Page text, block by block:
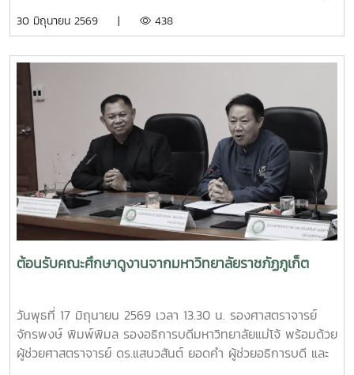
ถ่ายทอดแนวทางการเปลี่ยนเศษอาหารและขยะอินทรีย์ให้เป็นปุ๋ย
โอกาสนี้ ทีมงานจากงานสิ่งแวดล้อมและภัยพิบัติ กองกายภาพ
และสิ่งแวดล้อม ได้ร่วมสาธิตการทำปุ๋ยหมักใบไม้ในวงตาข่าย เพื่อ
เป็นแนวทางในการจัดการเศษวัสดุอินทรีย์ภายในครัวเรือนและ
ชุมชน โดยมีประชาชนชุมชนบ้านโปง และโรงเรียนในพื้นที่เข้าร่วม
เรียนรู้และฝึกปฏิบัติ ทั้งนี้ กิจกรรมดังกล่าวจัดขึ้นภายใต้
โครงการส่งเสริมการจัดการขยะอย่างถูกวิธีและถูกสุขลักษณะ
ของชุมชนบ้านโปง ประจำปี 2569 โดยบูรณาการให้ความรู้ร่วม
กับเทศบาลตำบลป่าไผ่ และนางนิตยา วิริยา แม่หลวงบ้านหม้อ หมู๋
12 ตำบลป่าไผ่ ร่วมถ่ายทอดองค์ความรู้ด้านการคัดแยกขยะ การ
จัดการขยะอินทรีย์ กองทุนออมบุญขยะบ้านหม้อ และการใช้
ประโยชน์จากวัสดุเหลือใช้ เพื่อส่งเสริมให้ประชาชนสามารถนำ
ความรู้ไปประยุกต์ใช้ในครัวเรือน ลดปริมาณขยะที่ต้องนำไปกำจัด
อย่างยั่งยืน กิจกรรมครั้งนี้จัดขึ้น ณ ศาลาอเนกประสงค์ หมู่ที่ 6
ตำบลป่าไผ่ อำเภอสันทราย จังหวัดเชียงใหม่ ได้รับความสนใจ
จากประชาชน ผู้นำชุมชน และสถานศึกษาในพื้นที่เข้าร่วมกิจกรรม
30 มิถุนายน 2569 | 438
ต้อนรับคณะศึกษาดูงานจากมหาวิทยาลัยราชภัฏภูเก็ต
วันพุธที่ 17 มิถุนายน 2569 เวลา 13.30 น. รองศาสตราจารย์
จักรพงษ์ พิมพ์พิมล รองอธิการบดีมหาวิทยาลัยแม่โจ้ พร้อมด้วย
ผู้ช่วยศาสตราจารย์ ดร.แสนวสันต์ ยอดคำ ผู้ช่วยอธิการบดี และ